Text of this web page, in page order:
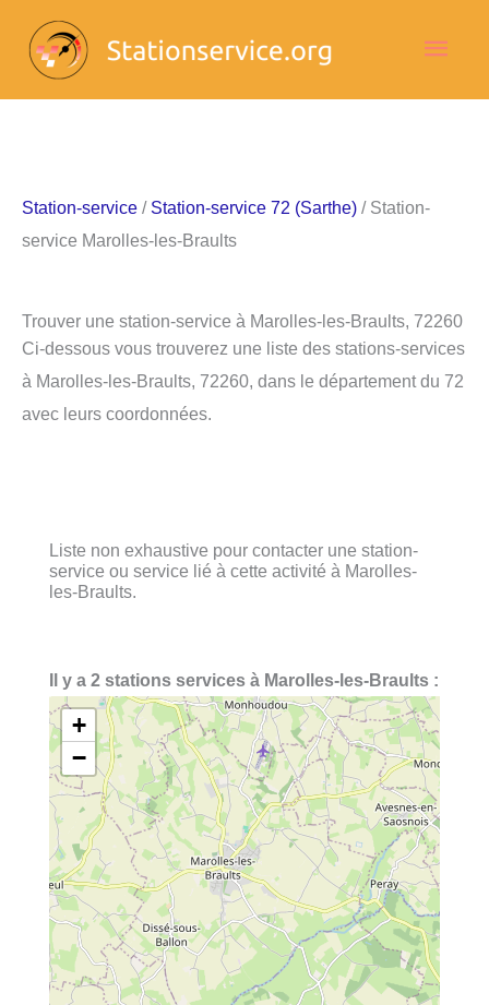
contenu
Station-service / Station-service 72 (Sarthe) / Station-
service Marolles-les-Braults
Trouver une station-service à Marolles-les-Braults, 72260
Ci-dessous vous trouverez une liste des stations-services
à Marolles-les-Braults, 72260, dans le département du 72
avec leurs coordonnées.
Liste non exhaustive pour contacter une station-
service ou service lié à cette activité à Marolles-
les-Braults.
Il y a 2 stations services à Marolles-les-Braults :
+
−